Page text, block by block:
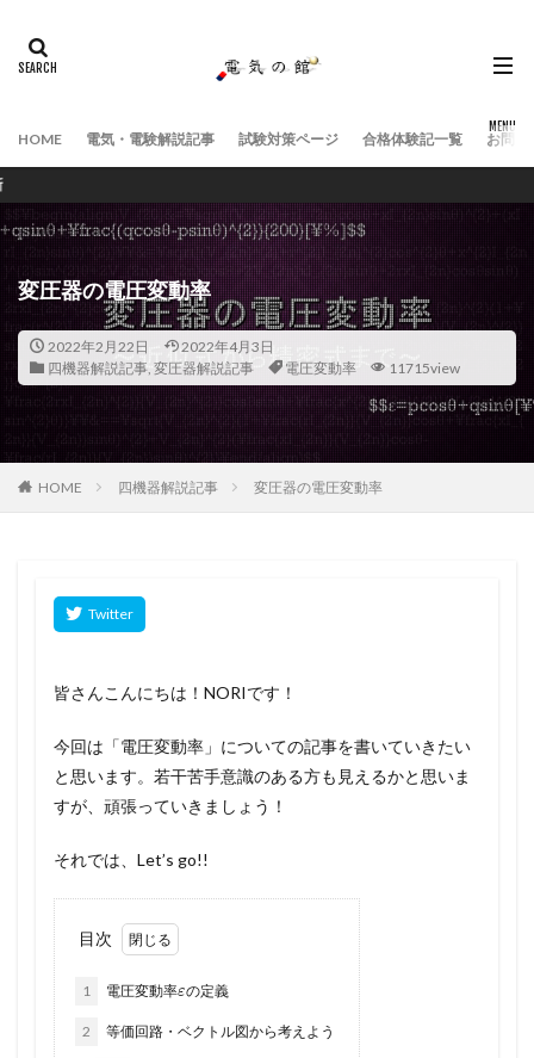
HOME 電気・電験解説記事 試験対策ページ 合格体験記一覧 お問い
変圧器の電圧変動率
2022年2月22日
2022年4月3日
四機器解説記事, 変圧器解説記事 電圧変動率 11715view
HOME 四機器解説記事 変圧器の電圧変動率
皆さんこんにちは！NORIです！
今回は「電圧変動率」についての記事を書いていきたい
と思います。若干苦手意識のある方も見えるかと思いま
すが、頑張っていきましょう！
それでは、Let’s go!!
目次
1 電圧変動率 の定義
2 等価回路・ベクトル図から考えよう